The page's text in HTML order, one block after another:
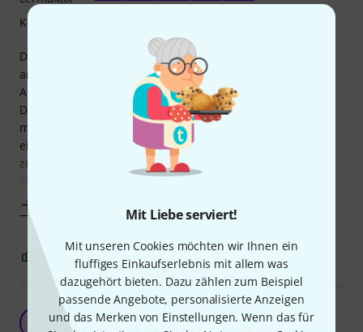
Mit Liebe serviert!
Mit unseren Cookies möchten wir Ihnen ein
fluffiges Einkaufserlebnis mit allem was
dazugehört bieten. Dazu zählen zum Beispiel
passende Angebote, personalisierte Anzeigen
und das Merken von Einstellungen. Wenn das für
Das Buch beginnt damit, etwas mit den "pretty notes"
anzufangen - sprich es lehrt zunächst den Umgang mit
Akkordtönen.
Das systematische Üben, wie es dieses Lehrwerk verlangt,
mag Manchen etwas "trocken" erscheinen. Aber dafür ist
ein Erfolg viel sicherer als mit fast allen anderen Schulen
zur Improvisation, die seit Jahren und derzeit auf dem
Kompetenz
1 0
Ro Gebhardt und Rio Gebhardt